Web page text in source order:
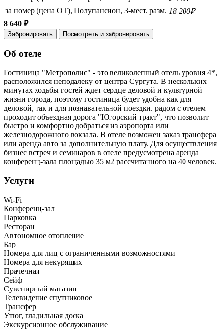
за номер (цена ОТ), Полупансион, 3-мест. разм. 18 200₽
8 640 ₽
Забронировать Посмотреть и забронировать
Об отеле
Гостиница "Метрополис" - это великолепный отель уровня 4*,
расположился неподалеку от центра Сургута. В нескольких
минутах ходьбы гостей ждет сердце деловой и культурной
жизни города, поэтому гостиница будет удобна как для
деловой, так и для познавательной поездки. радом с отелем
проходит объездная дорога "Югорский тракт", что позволит
быстро и комфортно добраться из аэропорта или
железнодорожного вокзала. В отеле возможен заказ трансфера
или аренда авто за дополнительную плату. Для осуществления
бизнес встреч и семинаров в отеле предусмотрена аренда
конференц-зала площадью 35 м2 рассчитанного на 40 человек.
Услуги
Wi-Fi
Конференц-зал
Парковка
Ресторан
Автономное отопление
Бар
Номера для лиц с ограниченными возможностями
Номера для некурящих
Прачечная
Сейф
Сувенирный магазин
Телевидение спутниковое
Трансфер
Утюг, гладильная доска
Экскурсионное обслуживание